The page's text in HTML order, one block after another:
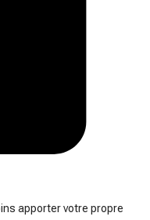
apporter votre propre